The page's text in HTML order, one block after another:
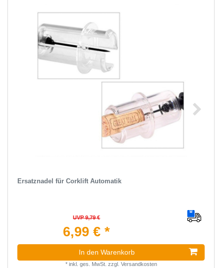
Ersatznadel für Corklift Automatik
UVP 9,79 €
6,99 € *
In den Warenkorb
* inkl. ges. MwSt. zzgl. Versandkosten